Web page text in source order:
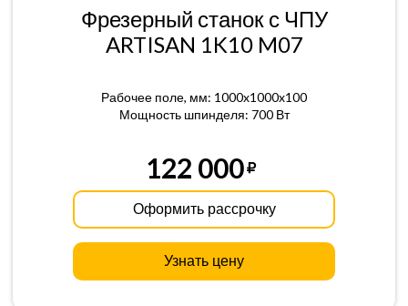
Фрезерный станок с ЧПУ
ARTISAN 1K10 M07
Рабочее поле, мм: 1000x1000x100
Мощность шпинделя: 700 Вт
122 000
Оформить рассрочку
Узнать цену